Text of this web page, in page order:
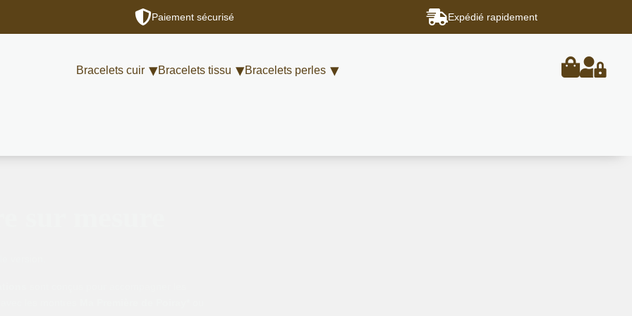
Paiement sécurisé Expédié rapidement
Bracelets cuir Bracelets tissu Bracelets perles